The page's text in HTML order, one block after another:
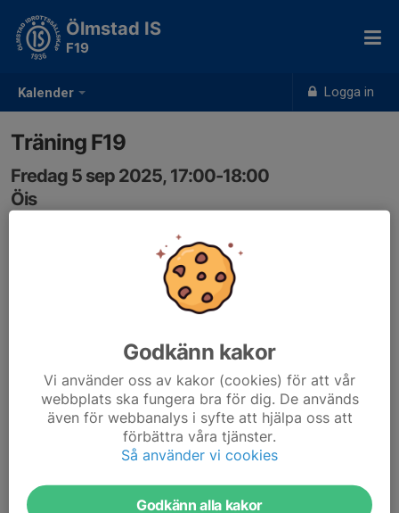
Kalender Logga in
Ölmstad IS
F19
Träning F19
Fredag 5 sep 2025, 17:00-18:00
Öis
Samling: 17:00, Ölmstad is, Korparp Ekhagen 2
"Vi är vita, vi är blå. Vi är dem som kämpar på. Ååhh Öis!!"
Godkänn kakor
Vi använder oss av kakor (cookies) för att vår
webbplats ska fungera bra för dig. De används
även för webbanalys i syfte att hjälpa oss att
förbättra våra tjänster.
Så använder vi cookies
Godkänn alla kakor